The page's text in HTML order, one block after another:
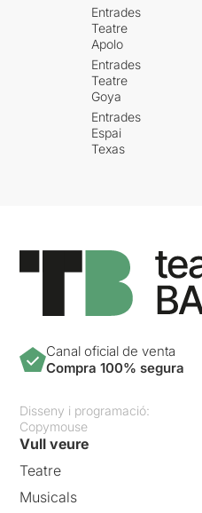
Entrades
Teatre
Apolo
Entrades
Teatre
Goya
Entrades
Espai
Texas
Canal oficial de venta
Compra 100% segura
Disseny i programació:
Copymouse
Vull veure
Teatre
Musicals